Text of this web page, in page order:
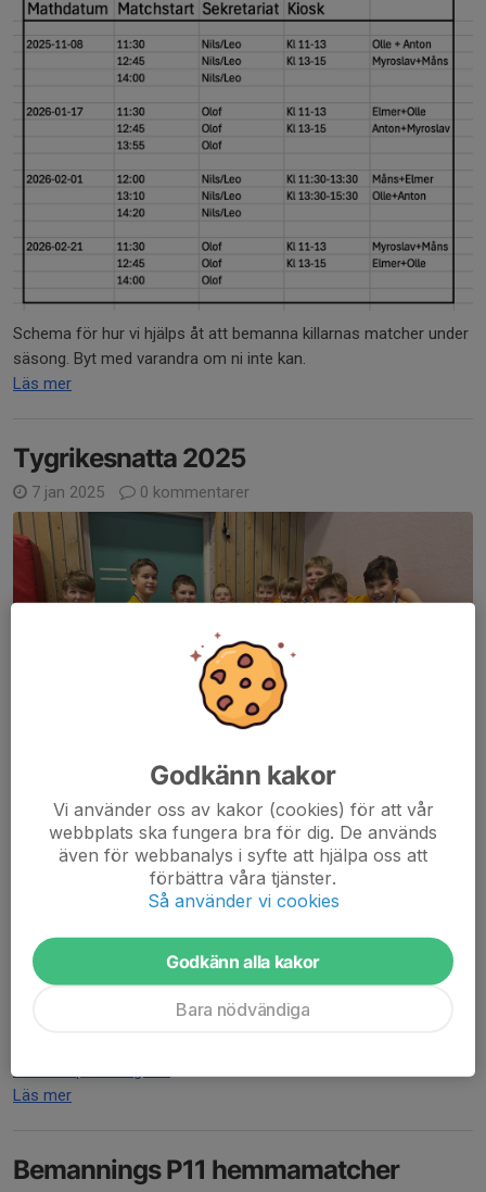
Schema för hur vi hjälps åt att bemanna killarnas matcher under
säsong. Byt med varandra om ni inte kan.
Läs mer
Tygrikesnatta 2025
7 jan 2025 0 kommentarer
Instagram
7 jan 2025
0 kommentarer
Läs mer
Bemannings P11 hemmamatcher
Godkänn kakor
Vi använder oss av kakor (cookies) för att vår
webbplats ska fungera bra för dig. De används
även för webbanalys i syfte att hjälpa oss att
förbättra våra tjänster.
Så använder vi cookies
Godkänn alla kakor
Bara nödvändiga